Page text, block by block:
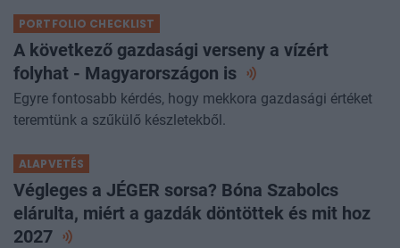
PORTFOLIO CHECKLIST
A következő gazdasági verseny a vízért
folyhat - Magyarországon is
Egyre fontosabb kérdés, hogy mekkora gazdasági értéket
teremtünk a szűkülő készletekből.
ALAPVETÉS
Végleges a JÉGER sorsa? Bóna Szabolcs
elárulta, miért a gazdák döntöttek és mit hoz
2027